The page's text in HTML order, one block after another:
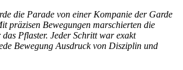
die Parade von einer Kompanie der Garde
präzisen Bewegungen marschierten die
das Pflaster. Jeder Schritt war exakt
Bewegung Ausdruck von Disziplin und